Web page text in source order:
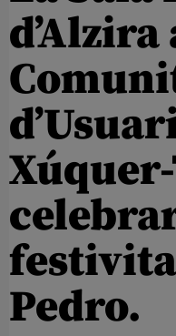
Pedro.